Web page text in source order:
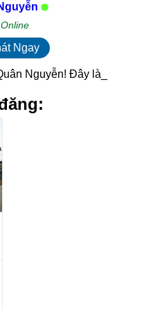
Ngay
Nguyễn! Đây là b_